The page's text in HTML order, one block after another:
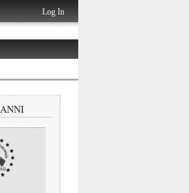
Log In